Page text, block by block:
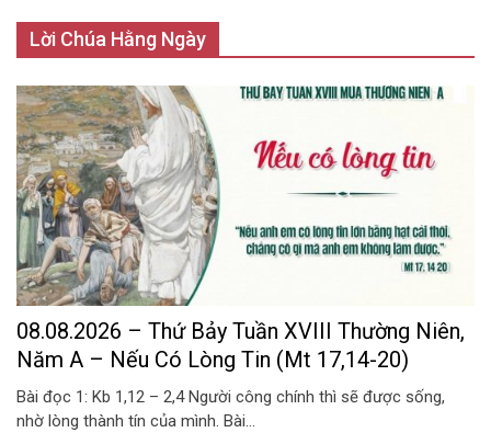
Lời Chúa Hằng Ngày
08.08.2026 – Thứ Bảy Tuần XVIII Thường Niên,
Năm A – Nếu Có Lòng Tin (Mt 17,14-20)
Bài đọc 1: Kb 1,12 – 2,4 Người công chính thì sẽ được sống,
nhờ lòng thành tín của mình. Bài...